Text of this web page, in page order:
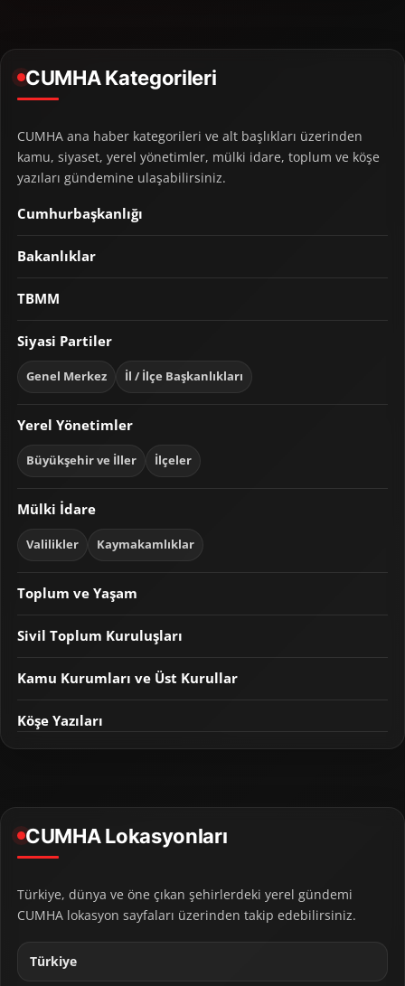
CUMHA Kategorileri
CUMHA ana haber kategorileri ve alt başlıkları üzerinden
kamu, siyaset, yerel yönetimler, mülki idare, toplum ve köşe
yazıları gündemine ulaşabilirsiniz.
Cumhurbaşkanlığı
Bakanlıklar
TBMM
Siyasi Partiler
Genel Merkez İl / İlçe Başkanlıkları
Yerel Yönetimler
Büyükşehir ve İller İlçeler
Mülki İdare
Valilikler Kaymakamlıklar
Toplum ve Yaşam
Sivil Toplum Kuruluşları
Kamu Kurumları ve Üst Kurullar
Köşe Yazıları
CUMHA Lokasyonları
Türkiye, dünya ve öne çıkan şehirlerdeki yerel gündemi
CUMHA lokasyon sayfaları üzerinden takip edebilirsiniz.
Türkiye